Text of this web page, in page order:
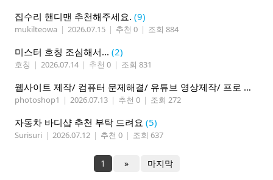
집수리 핸디맨 추천해주세요. (9)
mukilteowa | 2026.07.15 | 추천 0 | 조회 884
미스터 호칭 조심해서... (2)
호칭 | 2026.07.14 | 추천 0 | 조회 831
웹사이트 제작/ 컴퓨터 문제해결/ 유튜브 영상제작/ 프로 사진촬영
photoshop1 | 2026.07.13 | 추천 0 | 조회 272
자동차 바디샵 추천 부탁 드려요 (5)
Surisuri | 2026.07.12 | 추천 0 | 조회 637
1 » 마지막